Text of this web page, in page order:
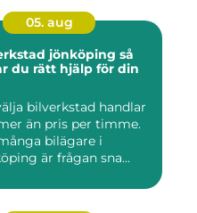
05. aug
jönköping så
du rätt hjälp för din
bilverkstad handlar
än pris per timme.
bilägare i
är frågan sna...